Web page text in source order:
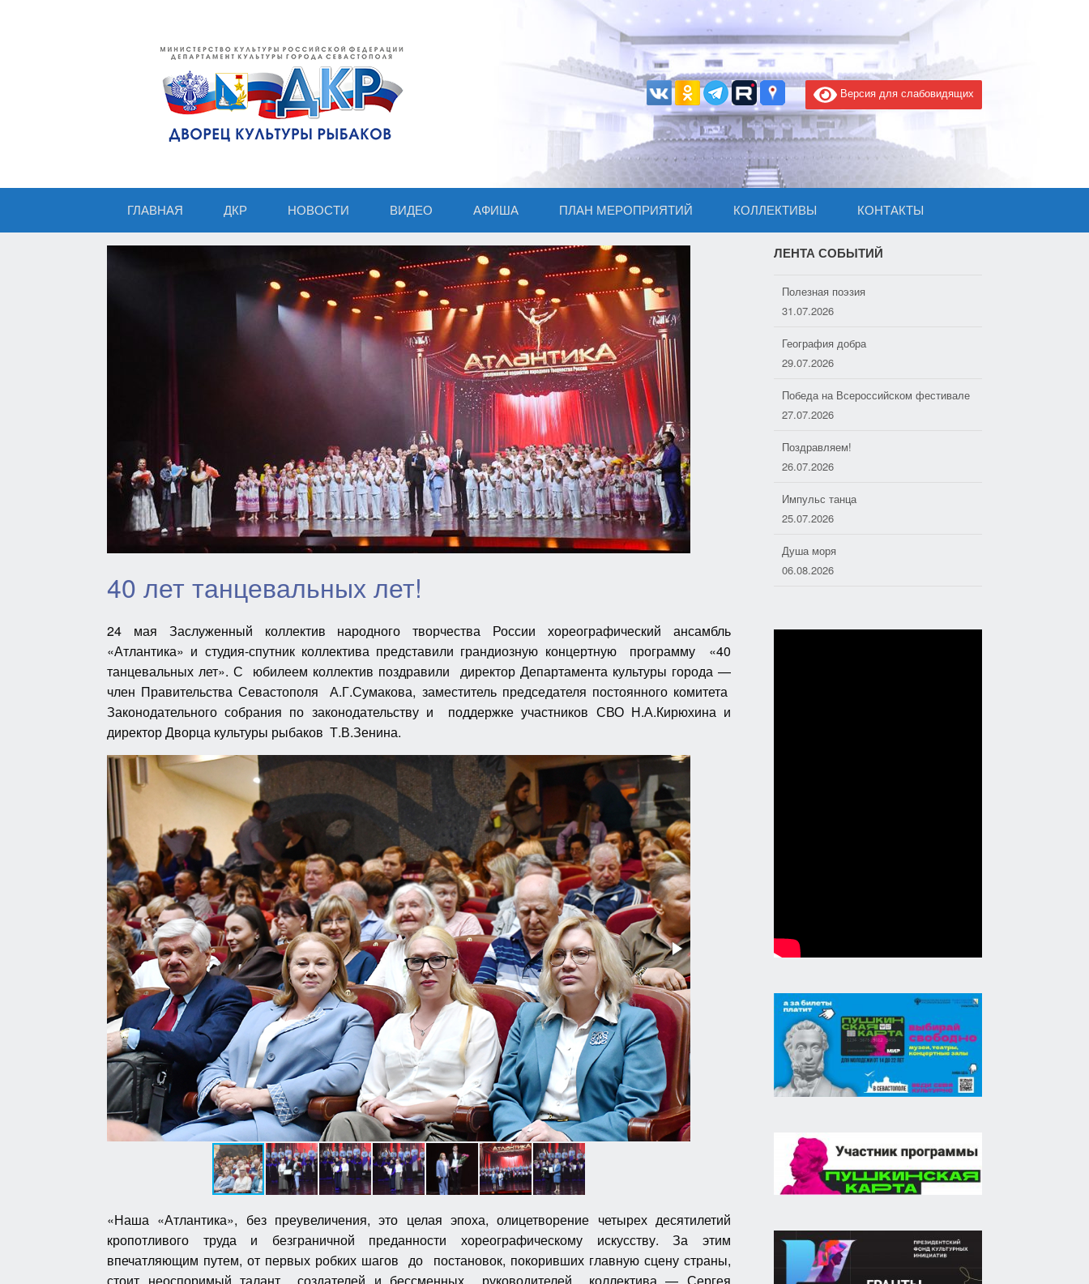
Версия для слабовидящих
ГЛАВНАЯ ДКР НОВОСТИ ВИДЕО АФИША ПЛАН МЕРОПРИЯТИЙ КОЛЛЕКТИВЫ КОНТАКТЫ
40 лет танцевальных лет!
24 мая Заслуженный коллектив народного творчества России хореографический ансамбль
«Атлантика» и студия-спутник коллектива представили грандиозную концертную программу «40
танцевальных лет». С юбилеем коллектив поздравили директор Департамента культуры города —
член Правительства Севастополя А.Г.Сумакова, заместитель председателя постоянного комитета
Законодательного собрания по законодательству и поддержке участников СВО Н.А.Кирюхина и
директор Дворца культуры рыбаков Т.В.Зенина.
«Наша «Атлантика», без преувеличения, это целая эпоха, олицетворение четырех десятилетий
кропотливого труда и безграничной преданности хореографическому искусству. За этим
впечатляющим путем, от первых робких шагов до постановок, покоривших главную сцену страны,
ЛЕНТА СОБЫТИЙ
Полезная поэзия
31.07.2026
География добра
29.07.2026
Победа на Всероссийском фестивале
27.07.2026
Поздравляем!
26.07.2026
Импульс танца
25.07.2026
Душа моря
06.08.2026